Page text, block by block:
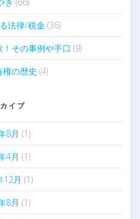
法律/税金 (36)
その事例や手口 (9)
の歴史 (4)
イブ
8月 (1)
4月 (1)
12月 (1)
8月 (1)